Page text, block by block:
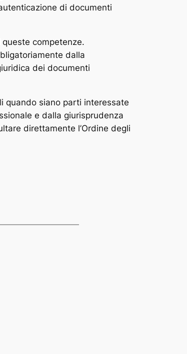
di documenti
competenze.
dalla
dei documenti
quando siano parti interessate
e dalla giurisprudenza
direttamente l’Ordine degli